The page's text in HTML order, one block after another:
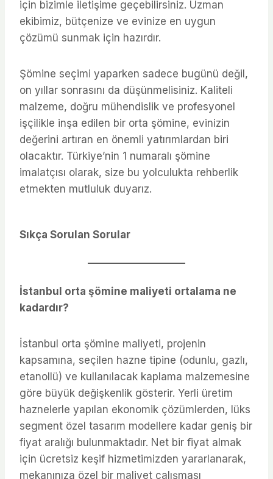
için bizimle iletişime geçebilirsiniz. Uzman
ekibimiz, bütçenize ve evinize en uygun
çözümü sunmak için hazırdır.
Şömine seçimi yaparken sadece bugünü değil,
on yıllar sonrasını da düşünmelisiniz. Kaliteli
malzeme, doğru mühendislik ve profesyonel
işçilikle inşa edilen bir orta şömine, evinizin
değerini artıran en önemli yatırımlardan biri
olacaktır. Türkiye’nin 1 numaralı şömine
imalatçısı olarak, size bu yolculukta rehberlik
etmekten mutluluk duyarız.
Sıkça Sorulan Sorular
İstanbul orta şömine maliyeti ortalama ne
kadardır?
İstanbul orta şömine maliyeti, projenin
kapsamına, seçilen hazne tipine (odunlu, gazlı,
etanollü) ve kullanılacak kaplama malzemesine
göre büyük değişkenlik gösterir. Yerli üretim
haznelerle yapılan ekonomik çözümlerden, lüks
segment özel tasarım modellere kadar geniş bir
fiyat aralığı bulunmaktadır. Net bir fiyat almak
için ücretsiz keşif hizmetimizden yararlanarak,
mekanınıza özel bir maliyet çalışması